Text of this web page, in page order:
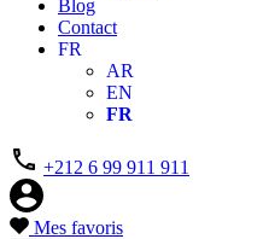
Blog
Contact
FR
AR
EN
FR
+212 6 99 911 911
Mes favoris